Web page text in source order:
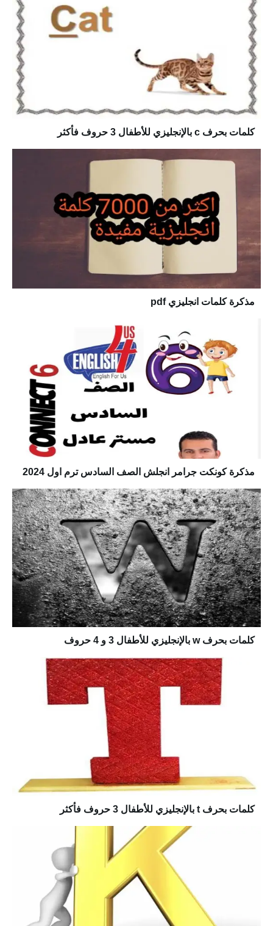
كلمات بحرف c بالإنجليزي للأطفال 3 حروف فأكثر
مذكرة كلمات انجليزي pdf
مذكرة كونكت جرامر انجلش الصف السادس ترم اول 2024
كلمات بحرف w بالإنجليزي للأطفال 3 و 4 حروف
كلمات بحرف t بالإنجليزي للأطفال 3 حروف فأكثر